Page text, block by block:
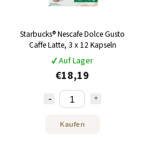
Starbucks® Nescafe Dolce Gusto
Caffe Latte, 3 x 12 Kapseln
✔ Auf Lager
€18,19
Kaufen